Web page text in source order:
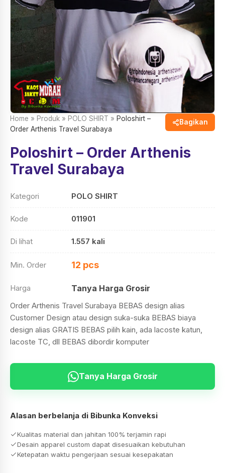
Home » Produk » POLO SHIRT » Poloshirt –
Order Arthenis Travel Surabaya
Bagikan
Poloshirt – Order Arthenis
Travel Surabaya
Kategori POLO SHIRT
Kode 011901
Di lihat 1.557 kali
Min. Order 12 pcs
Harga Tanya Harga Grosir
Order Arthenis Travel Surabaya BEBAS design alias
Customer Design atau design suka-suka BEBAS biaya
design alias GRATIS BEBAS pilih kain, ada lacoste katun,
lacoste TC, dll BEBAS dibordir komputer
Tanya Harga Grosir
Alasan berbelanja di Bibunka Konveksi
Kualitas material dan jahitan 100% terjamin rapi
Desain apparel custom dapat disesuaikan kebutuhan
Ketepatan waktu pengerjaan sesuai kesepakatan